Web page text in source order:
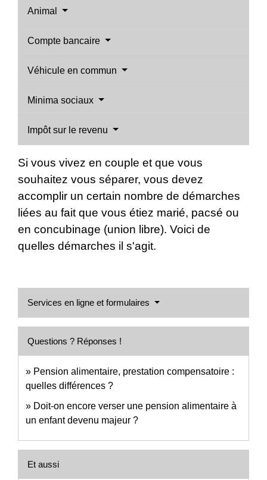
Animal
Compte bancaire
Véhicule en commun
Minima sociaux
Impôt sur le revenu
Si vous vivez en couple et que vous
souhaitez vous séparer, vous devez
accomplir un certain nombre de démarches
liées au fait que vous étiez marié, pacsé ou
en concubinage (union libre). Voici de
quelles démarches il s'agit.
Services en ligne et formulaires
Questions ? Réponses !
Pension alimentaire, prestation compensatoire :
quelles différences ?
Doit-on encore verser une pension alimentaire à
un enfant devenu majeur ?
Et aussi